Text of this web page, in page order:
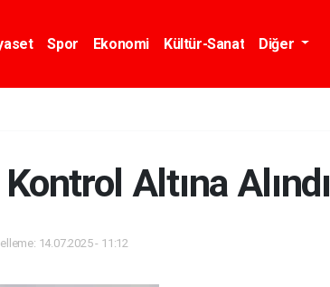
Spor Ekonomi Kültür-Sanat Diğer
Altına Alındı
14.07.2025 - 11:12